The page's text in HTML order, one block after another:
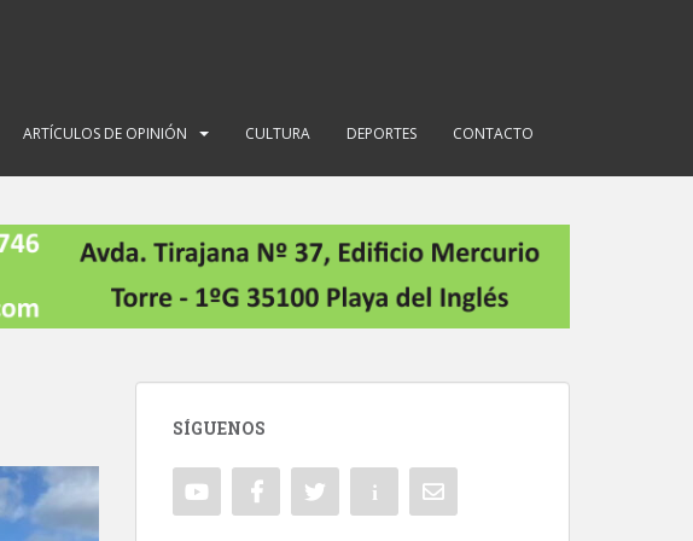
ARTÍCULOS DE OPINIÓN CULTURA DEPORTES CONTACTO
SÍGUENOS